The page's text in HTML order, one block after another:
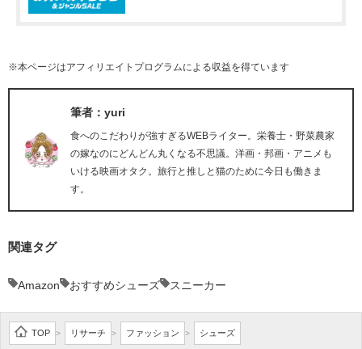
※本ページはアフィリエイトプログラムによる収益を得ています
筆者：yuri
食へのこだわりが強すぎるWEBライター。栄養士・野菜農家
の嫁なのにどんどん丸くなる不思議。洋画・邦画・アニメも
いける映画オタク。旅行と推しと猫のために今日も働きま
す。
関連タグ
Amazon おすすめシューズ スニーカー
TOP > リサーチ > ファッション > シューズ